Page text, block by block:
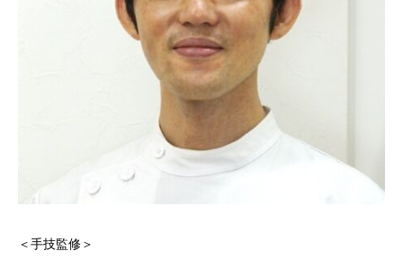
＜手技監修＞